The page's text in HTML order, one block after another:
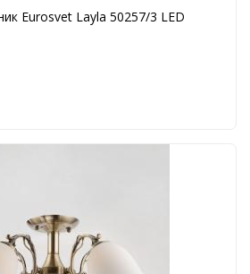
Eurosvet Layla 50257/3 LED